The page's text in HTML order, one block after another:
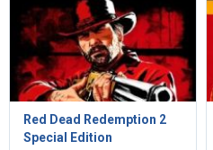
Red Dead Redemption 2
Special Edition